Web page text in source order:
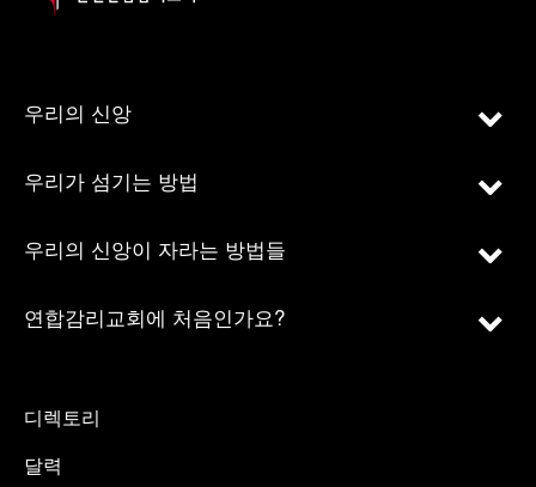
우리의 신앙
우리가 섬기는 방법
우리의 신앙이 자라는 방법들
연합감리교회에 처음인가요?
디렉토리
달력